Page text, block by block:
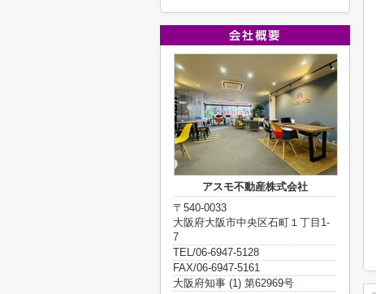
アスモ不動産株式会社
〒540-0033
大阪府大阪市中央区石町１丁目1-
7
TEL/06-6947-5128
FAX/06-6947-5161
大阪府知事 (1) 第62969号